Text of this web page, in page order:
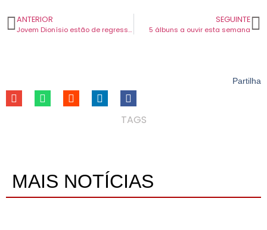
ANTERIOR
Jovem Dionísio estão de regresso a Portugal para atuarem em concerto inédito.
SEGUINTE
5 álbuns a ouvir esta semana
Partilha
TAGS
MAIS NOTÍCIAS